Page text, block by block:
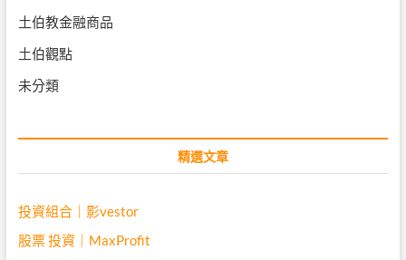
土伯教金融商品
土伯觀點
未分類
精選文章
投資組合｜影vestor
股票 投資｜MaxProfit